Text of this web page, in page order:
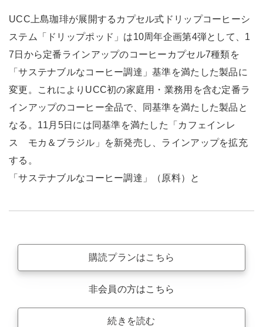
UCC上島珈琲が展開するカプセル式ドリップコーヒーシ
ステム「ドリップポッド」は10周年企画第4弾として、1
7日から定番ラインアップのコーヒーカプセル7種類を
「サステナブルなコーヒー調達」基準を満たした製品に
変更。これによりUCC初の家庭用・業務用を含む定番ラ
インアップのコーヒー全品で、同基準を満たした製品と
なる。11月5日には同基準を満たした「カフェインレ
ス モカ＆ブラジル」を新発売し、ラインアップを拡充
する。
「サステナブルなコーヒー調達」（原料）と
購読プランはこちら
非会員の方はこちら
続きを読む